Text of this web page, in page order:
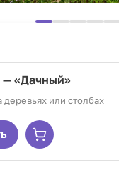
— «Дачный»
деревьях или столбах